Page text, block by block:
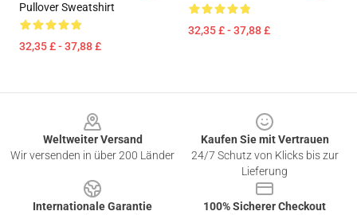
Pullover Sweatshirt
32,35 £ - 37,88 £
32,35 £ - 37,88 £
Weltweiter Versand
Wir versenden in über 200 Länder
Kaufen Sie mit Vertrauen
24/7 Schutz von Klicks bis zur
Lieferung
Internationale Garantie
100% Sicherer Checkout